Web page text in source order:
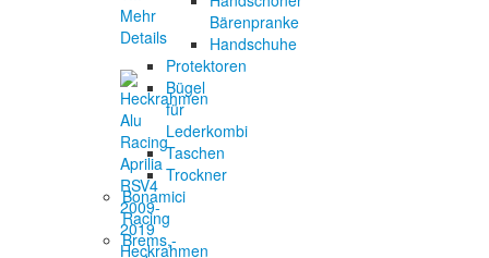
Bärenpranke
Handschuhe
Protektoren
Bügel
für
Lederkombi
Taschen
Trockner
Bonamici
Racing
Brems,-
Mehr
Details
Heckrahmen